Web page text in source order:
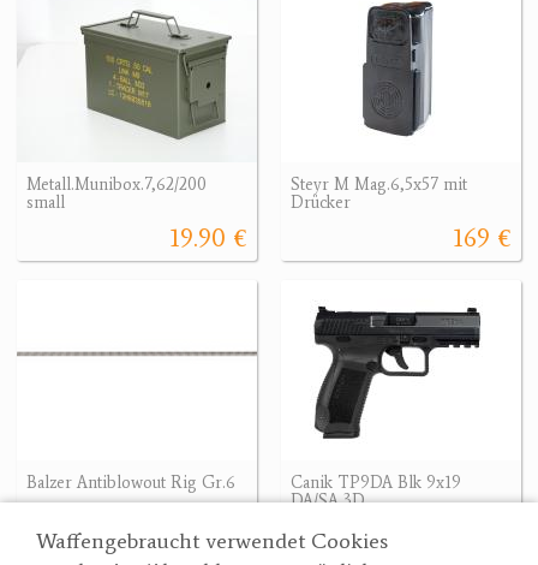
Waffengebraucht verwendet Cookies
Metall.Munibox.7,62/200
small
19.90 €
Steyr M Mag.6,5x57 mit
Drücker
169 €
Balzer Antiblowout Rig Gr.6
Canik TP9DA Blk 9x19
DA/SA 3D